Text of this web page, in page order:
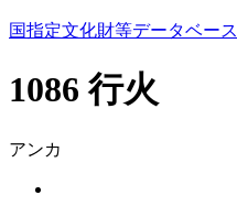
国指定文化財等データベース
1086 行火
アンカ